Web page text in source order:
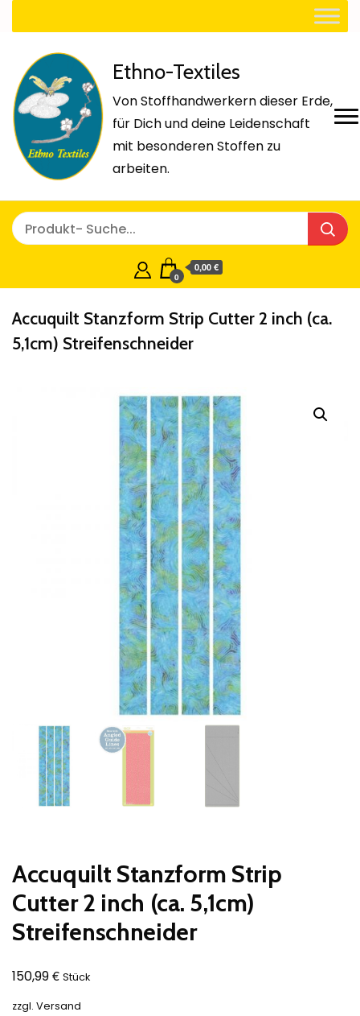
Ethno-Textiles
Von Stoffhandwerkern dieser Erde,
für Dich und deine Leidenschaft
mit besonderen Stoffen zu
arbeiten.
0
0,00 €
Accuquilt Stanzform Strip Cutter 2 inch (ca.
5,1cm) Streifenschneider
Accuquilt Stanzform Strip
Cutter 2 inch (ca. 5,1cm)
Streifenschneider
150,99€ Stück
zzgl. Versand